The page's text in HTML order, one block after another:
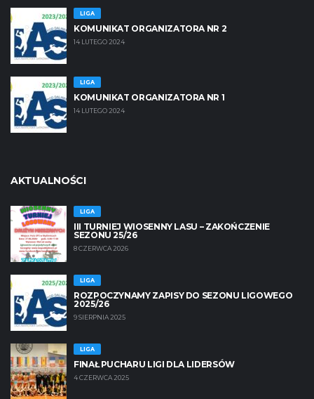
LIGA
KOMUNIKAT ORGANIZATORA NR 2
14 LUTEGO 2024
LIGA
KOMUNIKAT ORGANIZATORA NR 1
14 LUTEGO 2024
AKTUALNOŚCI
LIGA
III TURNIEJ WIOSENNY LASU – ZAKOŃCZENIE
SEZONU 25/26
8 CZERWCA 2026
LIGA
ROZPOCZYNAMY ZAPISY DO SEZONU LIGOWEGO
2025/26
9 SIERPNIA 2025
LIGA
FINAŁ PUCHARU LIGI DLA LIDERSÓW
4 CZERWCA 2025